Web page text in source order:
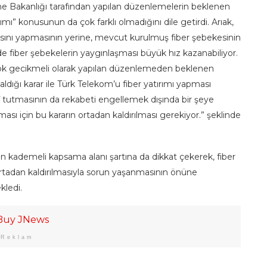
tarafından yapılan düzenlemelerin beklenen
konusunun da çok farklı olmadığını dile getirdi. Arıak,
yapmasının yerine, mevcut kurulmuş fiber şebekesinin
fiber şebekelerin yaygınlaşması büyük hız kazanabiliyor.
gecikmeli olarak yapılan düzenlemeden beklenen
karar ile Türk Telekom’u fiber yatırımı yapması
da rekabeti engellemek dışında bir şeye
için bu kararın ortadan kaldırılması gerekiyor.” şeklinde
kademeli kapsama alanı şartına da dikkat çekerek, fiber
kaldırılmasıyla sorun yaşanmasının önüne
Reklam